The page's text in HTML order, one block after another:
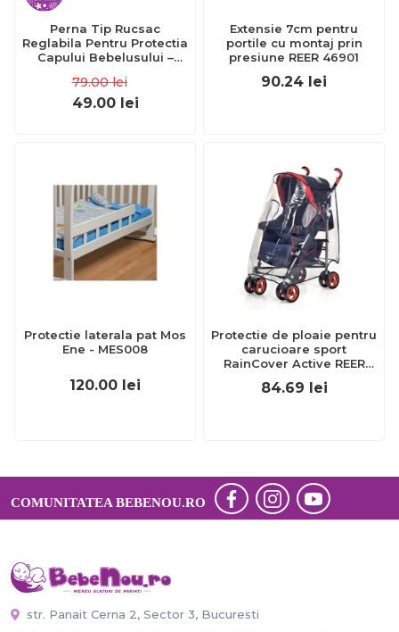
Perna Tip Rucsac
Reglabila Pentru Protectia
Capului Bebelusului –
79.00 lei
49.00 lei
Extensie 7cm pentru
portile cu montaj prin
presiune REER 46901
90.24 lei
Protectie laterala pat Mos
Ene - MES008
120.00 lei
Protectie de ploaie pentru
carucioare sport
RainCover Active REER
84.69 lei
COMUNITATEA BEBENOU.RO
str. Panait Cerna 2, Sector 3, Bucuresti